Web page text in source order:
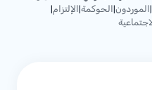
|الموردون|الحوكمة|الإلتزام|